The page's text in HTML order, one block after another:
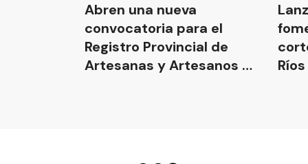
Abren una nueva
convocatoria para el
Registro Provincial de
Artesanas y Artesanos de
Ríos